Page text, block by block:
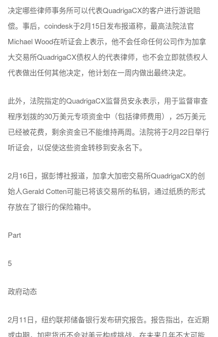
决定哪些律师事务所可以代表QuadrigaCX的客户进行游说赔
偿。事后，coindesk于2月15日发布报道称，最高法院法官
Michael Wood在听证会上表示，他不会任命任何公司作为加拿
大交易所QuadrigaCX债权人的代表律师，也不会立即就债权人
代表做出任何其他决定，他计划在一周内做出最终决定。
此外，法院指定的QuadrigaCX监督员安永表示，用于监督审查
程序划拨的30万美元专项资金中（包括律师费用），25万美元
已经被花费，剩余资金已不能维持两周。法院将于2月22日举行
听证会，以促使这些资金转移到安永名下。
2月16日，据彭博社报道，加拿大加密交易所QuadrigaCX的创
始人Gerald Cotten可能已将该交易所的私钥，通过纸质的形式
存放在了银行的保险箱中。
Part
5
政府动态
2月11日，纽约联邦储备银行发布研究报告。报告指出，在近期
或中期，加密货币不会对美元构成挑战，在未来几年不太可能